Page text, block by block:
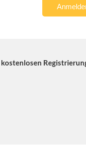
kostenlosen